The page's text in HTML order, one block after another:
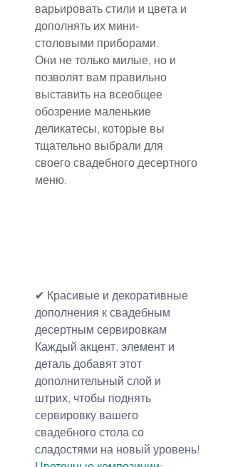
варьировать стили и цвета и
дополнять их мини-
столовыми приборами.
Они не только милые, но и
позволят вам правильно
выставить на всеобщее
обозрение маленькие
деликатесы, которые вы
тщательно выбрали для
своего свадебного десертного
меню.
✔ Красивые и декоративные
дополнения к свадебным
десертным сервировкам
Каждый акцент, элемент и
деталь добавят этот
дополнительный слой и
штрих, чтобы поднять
сервировку вашего
свадебного стола со
сладостями на новый уровень!